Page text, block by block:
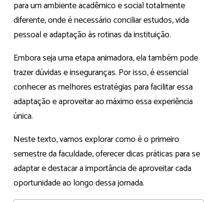
para um ambiente acadêmico e social totalmente
diferente, onde é necessário conciliar estudos, vida
pessoal e adaptação às rotinas da instituição.
Embora seja uma etapa animadora, ela também pode
trazer dúvidas e inseguranças. Por isso, é essencial
conhecer as melhores estratégias para facilitar essa
adaptação e aproveitar ao máximo essa experiência
única.
Neste texto, vamos explorar como é o primeiro
semestre da faculdade, oferecer dicas práticas para se
adaptar e destacar a importância de aproveitar cada
oportunidade ao longo dessa jornada.